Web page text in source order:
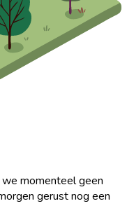
momenteel geen
gerust nog een